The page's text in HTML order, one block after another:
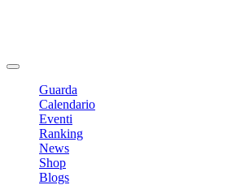
Guarda
Calendario
Eventi
Ranking
News
Shop
Blogs